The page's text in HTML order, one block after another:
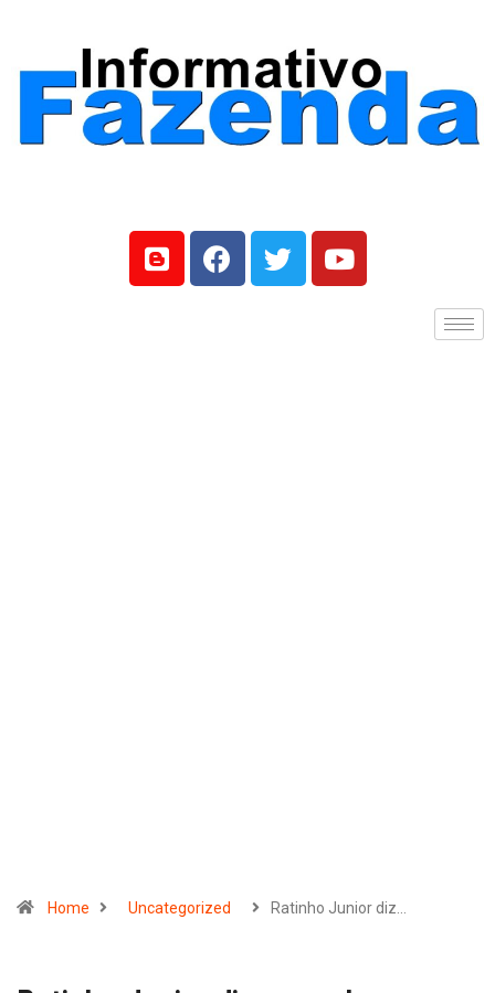
Home Uncategorized Ratinho Junior diz…